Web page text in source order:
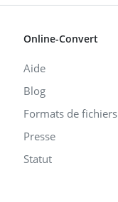
Online-Convert
Aide
Blog
Formats de fichiers
Presse
Statut